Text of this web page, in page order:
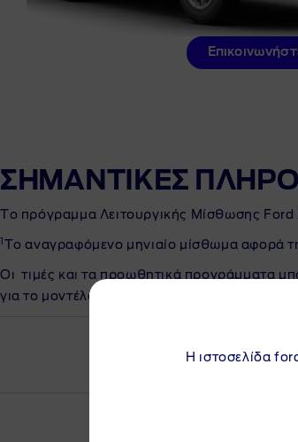
Η ιστοσελίδα
ΣΗΜΑΝΤΙΚΕΣ
Το πρόγραμμα Λειτουργικής Μίσθωσης Ford
Το αναγραφόμενο μηνιαίο μίσθωμα αφορά
Οι τιμές και τα προωθητικά προγράμματα
για το μοντέλο και την έκδοση που σας